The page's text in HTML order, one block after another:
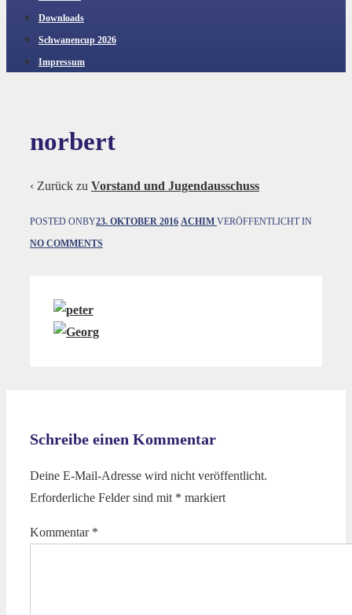
Downloads
Schwanencup 2026
Impressum
norbert
‹ Zurück zu Vorstand und Jugendausschuss
POSTED ONBY23. OKTOBER 2016 ACHIM VERÖFFENTLICHT IN
NO COMMENTS
Schreibe einen Kommentar
Deine E-Mail-Adresse wird nicht veröffentlicht.
Erforderliche Felder sind mit * markiert
Kommentar *